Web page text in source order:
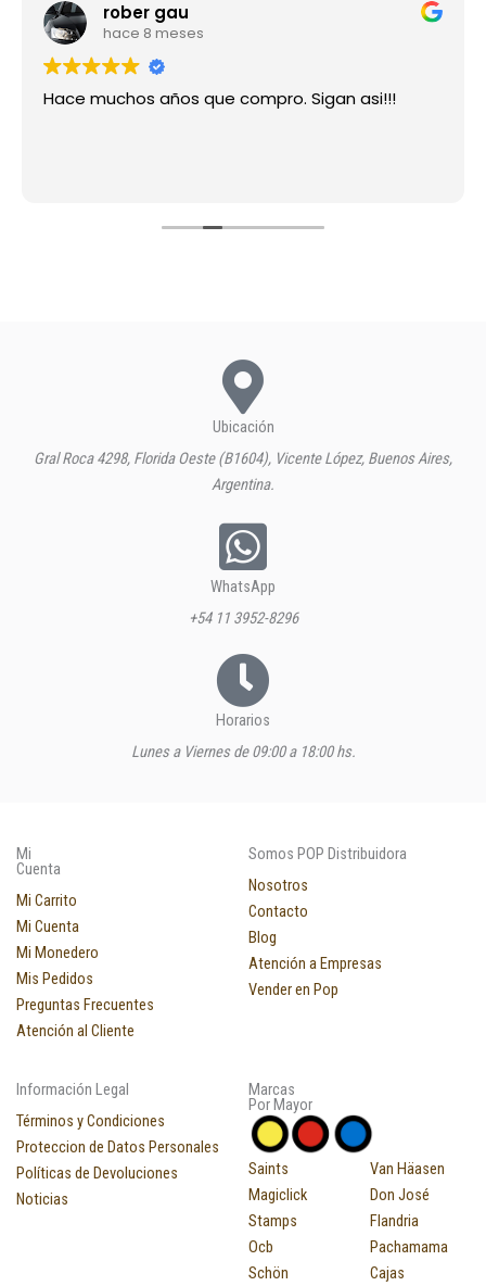
rober gau
hace 8 meses
Hace muchos años que compro. Sigan asi!!!
Ubicación
Gral Roca 4298, Florida Oeste (B1604), Vicente López, Buenos Aires,
Argentina.
WhatsApp
+54 11 3952-8296
Horarios
Lunes a Viernes de 09:00 a 18:00 hs.
Mi
Cuenta
Mi Carrito
Mi Cuenta
Mi Monedero
Mis Pedidos
Preguntas Frecuentes
Atención al Cliente
Somos POP Distribuidora
Nosotros
Contacto
Blog
Atención a Empresas
Vender en Pop
Información Legal
Términos y Condiciones
Proteccion de Datos Personales
Políticas de Devoluciones
Noticias
Marcas
Por Mayor
Saints
Magiclick
Stamps
Ocb
Schön
Van Häasen
Don José
Flandria
Pachamama
Cajas